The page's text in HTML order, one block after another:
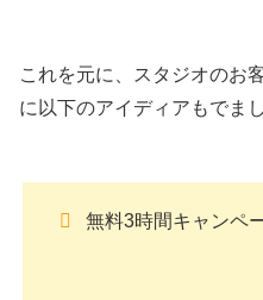
これを元に、スタジオのお
に以下のアイディアもでまし
無料3時間キャンペ